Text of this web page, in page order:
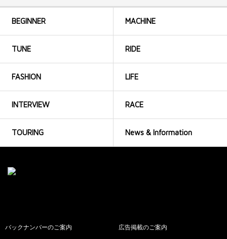
BEGINNER MACHINE
TUNE RIDE
FASHION LIFE
INTERVIEW RACE
TOURING News & Information
バックナンバーのご案内 広告掲載のご案内